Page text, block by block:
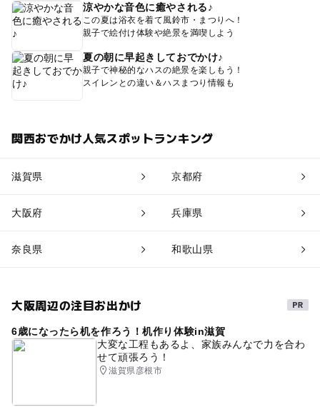
涼やかな音色に癒やされる♪
この夏は浴衣を着て風鈴市・まつりへ！
親子で絵付け体験や絶景を満喫しよう
夏の朝に早起きしておでかけ♪
親子で神秘的なハスの絶景を楽しもう！
スイレンとの違い＆ハスまつり情報も
関西おでかけ人気スポットランキング
滋賀県 京都府
大阪府 兵庫県
奈良県 和歌山県
大阪周辺の注目お出かけ
6歳になったら机を作ろう！机作り体験in滋賀
大変な工程もあるよ、家族みんなで力を合わ
せて頑張ろう！
滋賀県彦根市